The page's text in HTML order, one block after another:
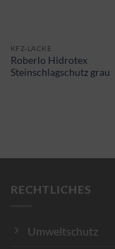
KFZ-LACKE
Roberlo Hidrotex
Steinschlagschutz grau
RECHTLICHES
Umweltschutz